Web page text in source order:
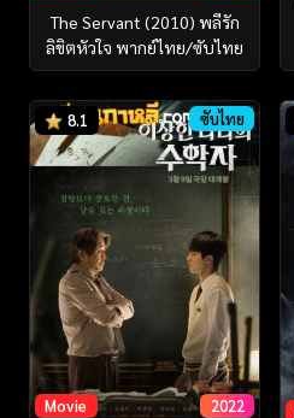
The Servant (2010) พลีรัก
ลิขิตหัวใจ พากย์ไทย/ซับไทย
8.1 ซับไทย
Movie 2022